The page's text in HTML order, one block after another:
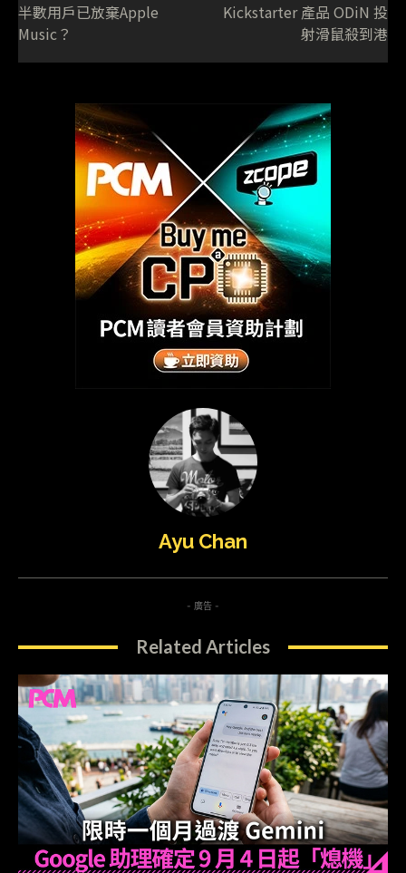
半數用戶已放棄Apple
Music？
Kickstarter 產品 ODiN 投
射滑鼠殺到港
Ayu Chan
- 廣告 -
Related Articles